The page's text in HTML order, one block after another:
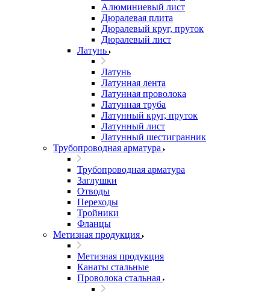
Алюминиевый лист
Дюралевая плита
Дюралевый круг, пруток
Дюралевый лист
Латунь
Латунь
Латунная лента
Латунная проволока
Латунная труба
Латунный круг, пруток
Латунный лист
Латунный шестигранник
Трубопроводная арматура
Трубопроводная арматура
Заглушки
Отводы
Переходы
Тройники
Фланцы
Метизная продукция
Метизная продукция
Канаты стальные
Проволока стальная